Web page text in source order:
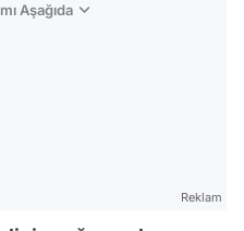
Aşağıda
Reklam